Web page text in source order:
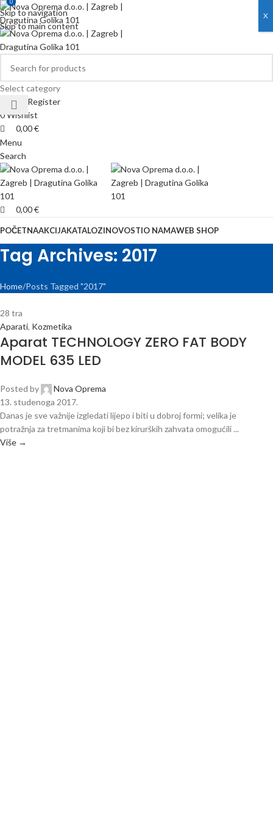
Skip to navigation
Skip to main content
Select category
Login / Register
0 Wishlist
0
0,00€
Menu
Search
0
0,00€
POČETNAAKCIJAKATALOZINOVOSTIO NAMAWEB SHOP
Tag Archives: 2017
Home Posts Tagged "2017"
28 tra
Aparati, Kozmetika
Aparat TECHNOLOGY ZERO FAT BODY
MODEL 635 LED
Posted by
Nova Oprema
13. studenoga 2017.
Danas je sve važnije izgledati lijepo i biti u dobroj formi; velika je
potražnja za tretmanima koji bi bez kirurških zahvata omogućili ...
Više →
X